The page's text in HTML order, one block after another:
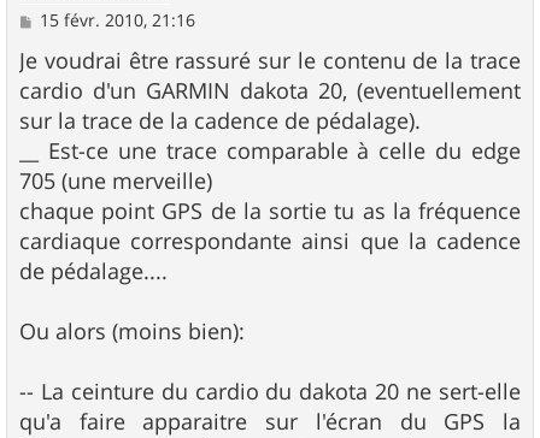
M
s
s
a
g
e
15 févr. 2010, 21:16
Je voudrai être rassuré sur le contenu de la trace
cardio d'un GARMIN dakota 20, (eventuellement
sur la trace de la cadence de pédalage).
__ Est-ce une trace comparable à celle du edge
705 (une merveille)
chaque point GPS de la sortie tu as la fréquence
cardiaque correspondante ainsi que la cadence
de pédalage....
Ou alors (moins bien):
-- La ceinture du cardio du dakota 20 ne sert-elle
qu'a faire apparaitre sur l'écran du GPS la